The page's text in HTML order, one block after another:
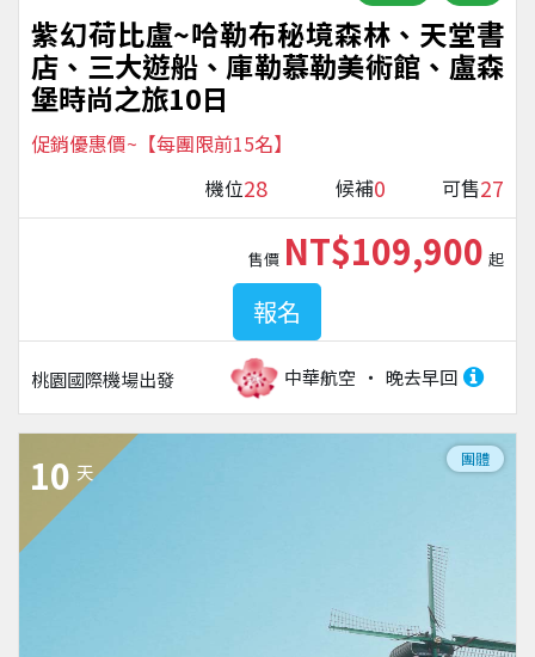
紫幻荷比盧~哈勒布秘境森林、天堂書
店、三大遊船、庫勒慕勒美術館、盧森
堡時尚之旅10日
促銷優惠價~【每團限前15名】
機位28 候補0 可售27
桃園國際機場出發 中華航空 晚去早回
售價 NT$109,900 起
報名
10 天
團體